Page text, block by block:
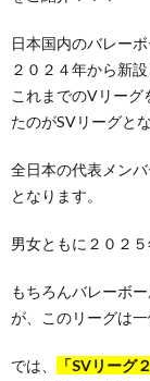
日本国内のバレーボ
２０２４年から新設
これまでのVリーグ
たのがSVリーグと
全日本の代表メン
となります。
男女ともに２０２
もちろんバレーボ
が、このリーグは
では、 「SVリーグ